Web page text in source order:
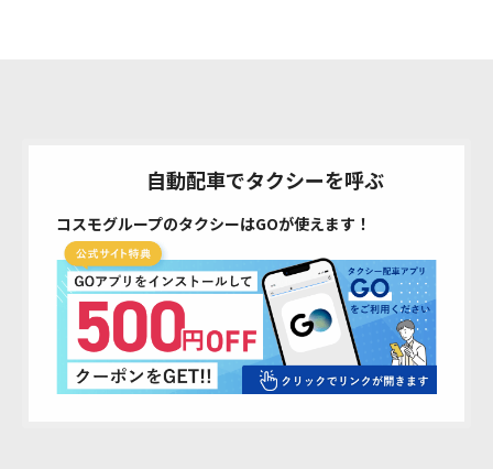
自動配車でタクシーを呼ぶ
コスモグループのタクシーはGOが使えます！